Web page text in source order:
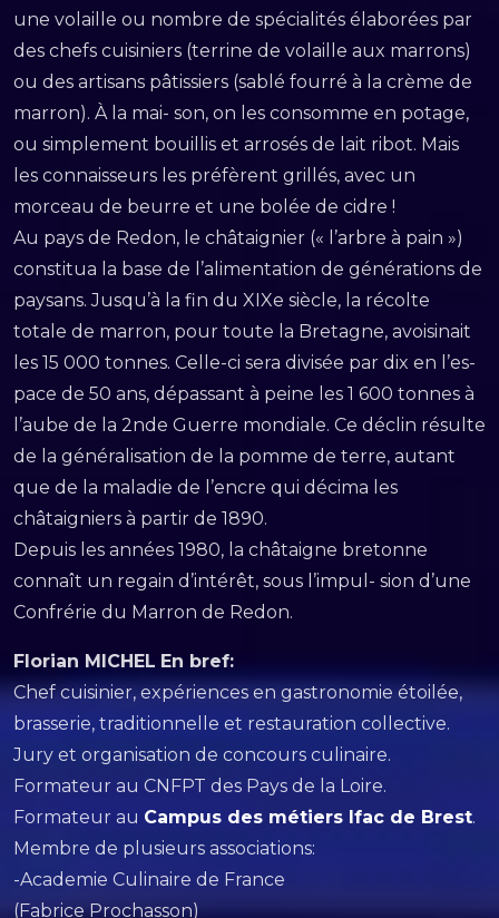
une volaille ou nombre de spécialités élaborées par
des chefs cuisiniers (terrine de volaille aux marrons)
ou des artisans pâtissiers (sablé fourré à la crème de
marron). À la mai- son, on les consomme en potage,
ou simplement bouillis et arrosés de lait ribot. Mais
les connaisseurs les préfèrent grillés, avec un
morceau de beurre et une bolée de cidre !
Au pays de Redon, le châtaignier (« l’arbre à pain »)
constitua la base de l’alimentation de générations de
paysans. Jusqu’à la fin du XIXe siècle, la récolte
totale de marron, pour toute la Bretagne, avoisinait
les 15 000 tonnes. Celle-ci sera divisée par dix en l’es-
pace de 50 ans, dépassant à peine les 1 600 tonnes à
l’aube de la 2nde Guerre mondiale. Ce déclin résulte
de la généralisation de la pomme de terre, autant
que de la maladie de l’encre qui décima les
châtaigniers à partir de 1890.
Depuis les années 1980, la châtaigne bretonne
connaît un regain d’intérêt, sous l’impul- sion d’une
Confrérie du Marron de Redon.
Florian MICHEL En bref:
Chef cuisinier, expériences en gastronomie étoilée,
brasserie, traditionnelle et restauration collective.
Jury et organisation de concours culinaire.
Formateur au CNFPT des Pays de la Loire.
Formateur au Campus des métiers Ifac de Brest.
Membre de plusieurs associations:
-Academie Culinaire de France
(Fabrice Prochasson)